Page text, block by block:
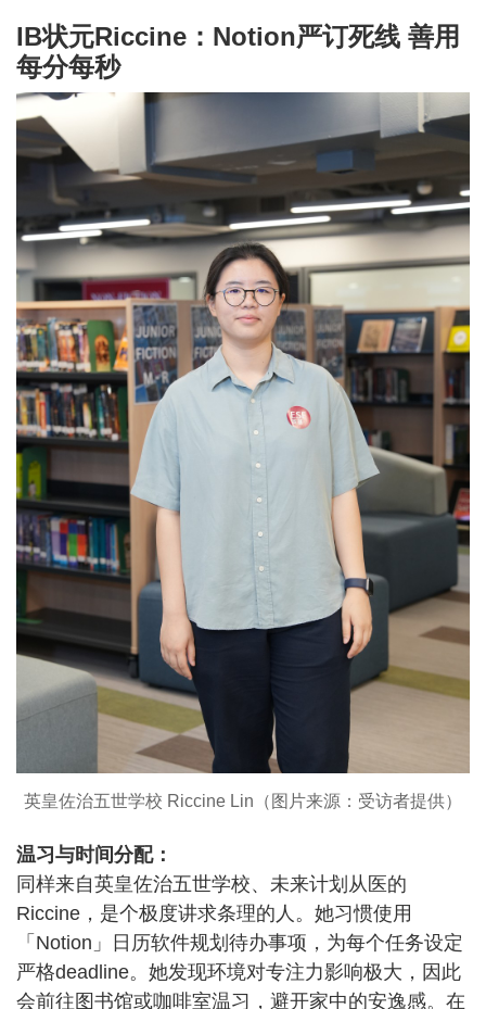
IB状元Riccine：Notion严订死线 善用
每分每秒
英皇佐治五世学校 Riccine Lin（图片来源：受访者提供）
温习与时间分配：
同样来自英皇佐治五世学校、未来计划从医的
Riccine，是个极度讲求条理的人。她习惯使用
「Notion」日历软件规划待办事项，为每个任务设定
严格deadline。她发现环境对专注力影响极大，因此
会前往图书馆或咖啡室温习，避开家中的安逸感。在